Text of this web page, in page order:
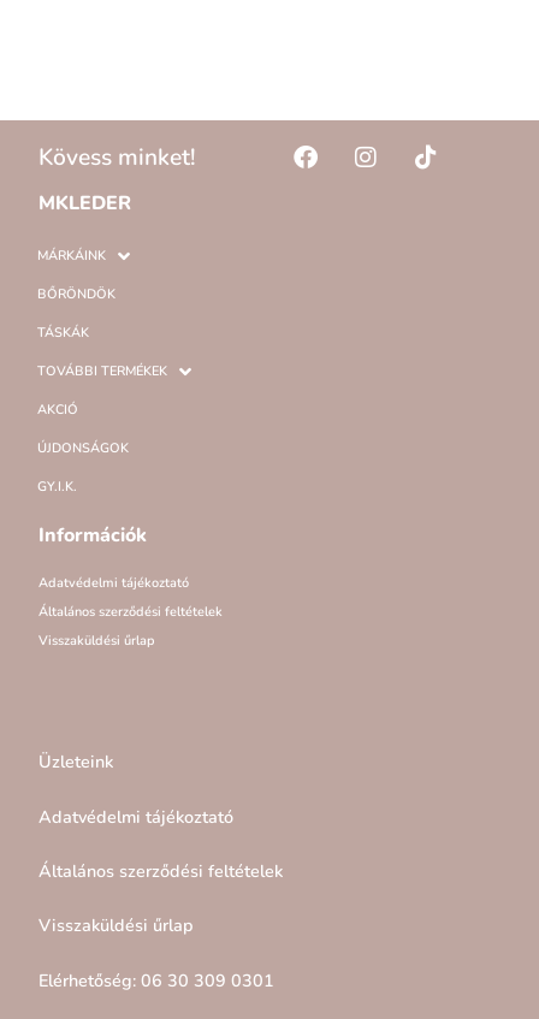
Kövess minket!
MKLEDER
MÁRKÁINK
BŐRÖNDÖK
TÁSKÁK
TOVÁBBI TERMÉKEK
AKCIÓ
ÚJDONSÁGOK
GY.I.K.
Információk
Adatvédelmi tájékoztató
Általános szerződési feltételek
Visszaküldési űrlap
Üzleteink
Adatvédelmi tájékoztató
Általános szerződési feltételek
Visszaküldési űrlap
Elérhetőség: 06 30 309 0301